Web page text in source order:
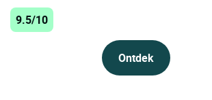
9.5/10
Ontdek